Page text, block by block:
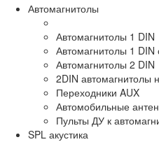
Автомагнитолы
Автомагнитолы 1 DIN
Автомагнитолы 1
Автомагнитолы 2 DIN
2DIN автомагнитолы
Переходники AUX
Автомобильные
Пульты ДУ к
SPL акустика